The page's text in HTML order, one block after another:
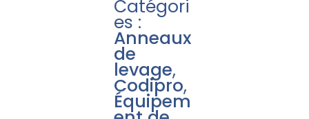
Catégori
es :
Anneaux
de
levage,
Codipro,
Équipem